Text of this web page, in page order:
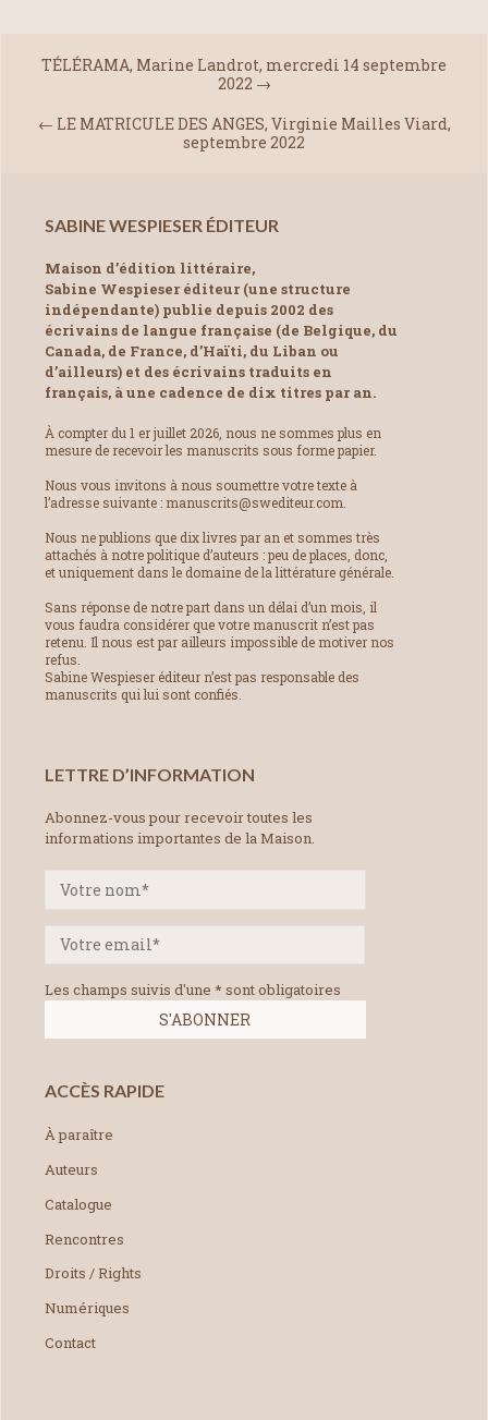
TÉLÉRAMA, Marine Landrot, mercredi 14 septembre
2022 →
← LE MATRICULE DES ANGES, Virginie Mailles Viard,
septembre 2022
SABINE WESPIESER ÉDITEUR
Maison d’édition littéraire,
Sabine Wespieser éditeur (une structure
indépendante) publie depuis 2002 des
écrivains de langue française (de Belgique, du
Canada, de France, d’Haïti, du Liban ou
d’ailleurs) et des écrivains traduits en
français, à une cadence de dix titres par an.
À compter du 1 er juillet 2026, nous ne sommes plus en
mesure de recevoir les manuscrits sous forme papier.
Nous vous invitons à nous soumettre votre texte à
l’adresse suivante : manuscrits@swediteur.com.
Nous ne publions que dix livres par an et sommes très
attachés à notre politique d’auteurs : peu de places, donc,
et uniquement dans le domaine de la littérature générale.
Sans réponse de notre part dans un délai d’un mois, il
vous faudra considérer que votre manuscrit n’est pas
retenu. Il nous est par ailleurs impossible de motiver nos
refus.
Sabine Wespieser éditeur n’est pas responsable des
manuscrits qui lui sont confiés.
LETTRE D’INFORMATION
Abonnez-vous pour recevoir toutes les
informations importantes de la Maison.
Les champs suivis d'une * sont obligatoires
ACCÈS RAPIDE
À paraître
Auteurs
Catalogue
Rencontres
Droits / Rights
Numériques
Contact